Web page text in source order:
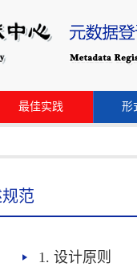
最佳实践 形
范
1. 设计原则